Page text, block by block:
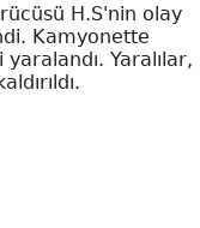
H.S'nin olay
Kamyonette
Yaralılar,